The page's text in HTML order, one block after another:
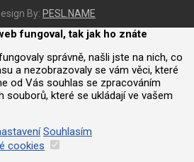
By: PESL.NAME
fungoval, tak jak ho znáte
správně, našli jste na nich, co
a nezobrazovaly se vám věci, které
od Vás souhlas se zpracováním
souborů, které se ukládají ve vašem
Souhlasím
cookies